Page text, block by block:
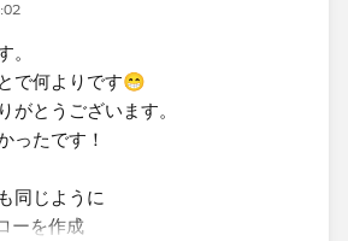
。
で何よりです😁
がとうございます。
ったです！
同じように
ーを作成